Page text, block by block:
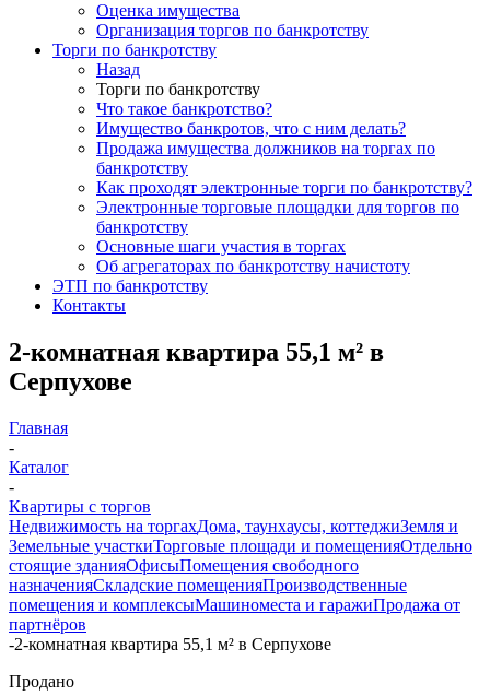
Оценка имущества
Организация торгов по банкротству
Торги по банкротству
Назад
Торги по банкротству
Что такое банкротство?
Имущество банкротов, что с ним делать?
Продажа имущества должников на торгах по
банкротству
Как проходят электронные торги по банкротству?
Электронные торговые площадки для торгов по
банкротству
Основные шаги участия в торгах
Об агрегаторах по банкротству начистоту
ЭТП по банкротству
Контакты
2-комнатная квартира 55,1 м² в
Серпухове
Главная
-
Каталог
-
Квартиры с торгов
Недвижимость на торгахДома, таунхаусы, коттеджиЗемля и
Земельные участкиТорговые площади и помещенияОтдельно
стоящие зданияОфисыПомещения свободного
назначенияСкладские помещенияПроизводственные
помещения и комплексыМашиноместа и гаражиПродажа от
партнёров
-2-комнатная квартира 55,1 м² в Серпухове
Продано